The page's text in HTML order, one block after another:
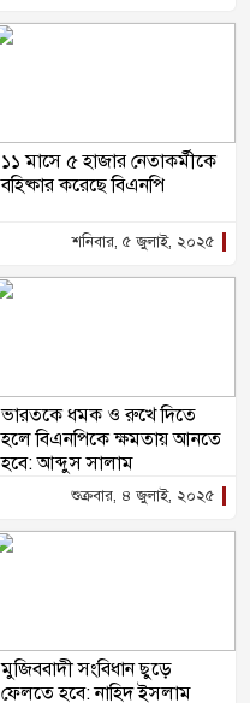
১১ মাসে ৫ হাজার নেতাকর্মীকে
বহিষ্কার করেছে বিএনপি
শনিবার, ৫ জুলাই, ২০২৫
ভারতকে ধমক ও রুখে দিতে
হলে বিএনপিকে ক্ষমতায় আনতে
হবে: আব্দুস সালাম
শুক্রবার, ৪ জুলাই, ২০২৫
মুজিববাদী সংবিধান ছুড়ে
ফেলতে হবে: নাহিদ ইসলাম